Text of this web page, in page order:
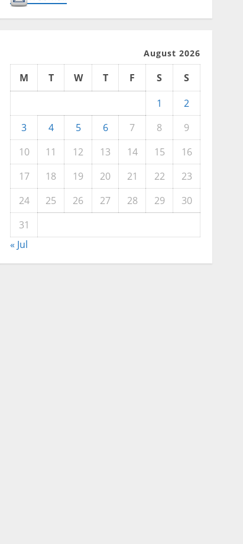
August 2026
M T W T F S
S
1
2
3
4 5 6 7 8
9
10
11 12 13 14 15
16
17
18 19 20 21 22
23
24
25 26 27 28 29
30
31
« Jul